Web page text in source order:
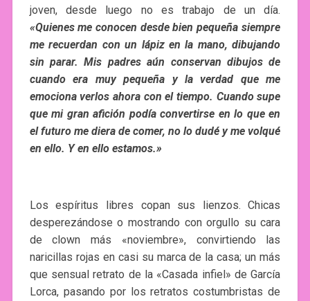
joven, desde luego no es trabajo de un día.
«Quienes me conocen desde bien pequeña siempre
me recuerdan con un lápiz en la mano, dibujando
sin parar. Mis padres aún conservan dibujos de
cuando era muy pequeña y la verdad que me
emociona verlos ahora con el tiempo. Cuando supe
que mi gran afición podía convertirse en lo que en
el futuro me diera de comer, no lo dudé y me volqué
en ello. Y en ello estamos.»
Los espíritus libres copan sus lienzos. Chicas
desperezándose o mostrando con orgullo su cara
de clown más «noviembre», convirtiendo las
naricillas rojas en casi su marca de la casa; un más
que sensual retrato de la «Casada infiel» de García
Lorca, pasando por los retratos costumbristas de